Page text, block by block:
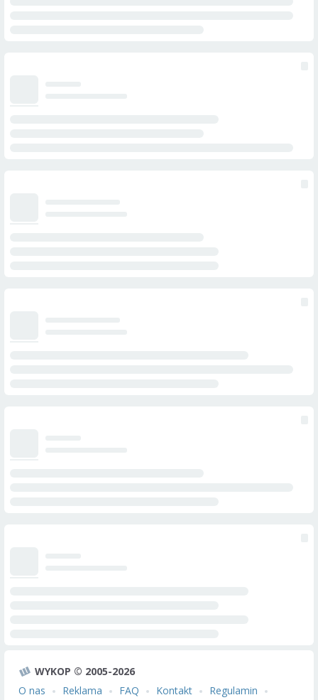
WYKOP © 2005-2026
O nas
Reklama FAQ Kontakt
Regulamin